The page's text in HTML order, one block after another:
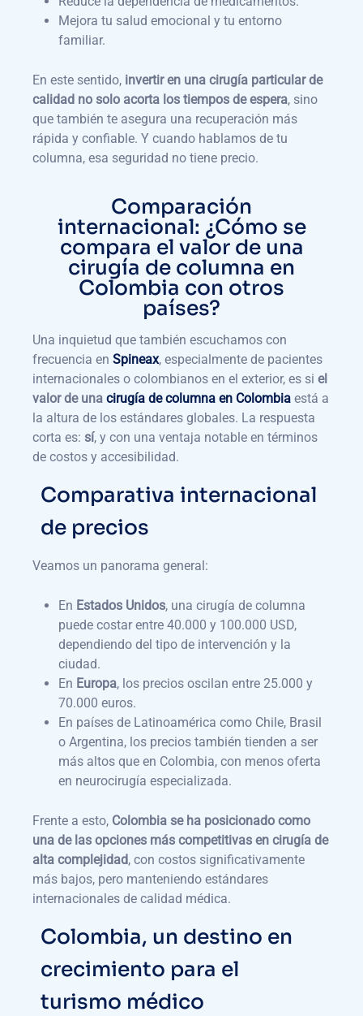
Mejora tu salud emocional y tu entorno
familiar.
En este sentido, invertir en una cirugía particular de
calidad no solo acorta los tiempos de espera, sino
que también te asegura una recuperación más
rápida y confiable. Y cuando hablamos de tu
columna, esa seguridad no tiene precio.
Comparación
internacional: ¿Cómo se
compara el valor de una
cirugía de columna en
Colombia con otros
países?
Una inquietud que también escuchamos con
frecuencia en Spineax, especialmente de pacientes
internacionales o colombianos en el exterior, es si el
valor de una cirugía de columna en Colombia está a
la altura de los estándares globales. La respuesta
corta es: sí, y con una ventaja notable en términos
de costos y accesibilidad.
Comparativa internacional
de precios
Veamos un panorama general:
En Estados Unidos, una cirugía de columna
puede costar entre 40.000 y 100.000 USD,
dependiendo del tipo de intervención y la
ciudad.
En Europa, los precios oscilan entre 25.000 y
70.000 euros.
En países de Latinoamérica como Chile, Brasil
o Argentina, los precios también tienden a ser
más altos que en Colombia, con menos oferta
en neurocirugía especializada.
Frente a esto, Colombia se ha posicionado como
una de las opciones más competitivas en cirugía de
alta complejidad, con costos significativamente
más bajos, pero manteniendo estándares
internacionales de calidad médica.
Colombia, un destino en
crecimiento para el
turismo médico